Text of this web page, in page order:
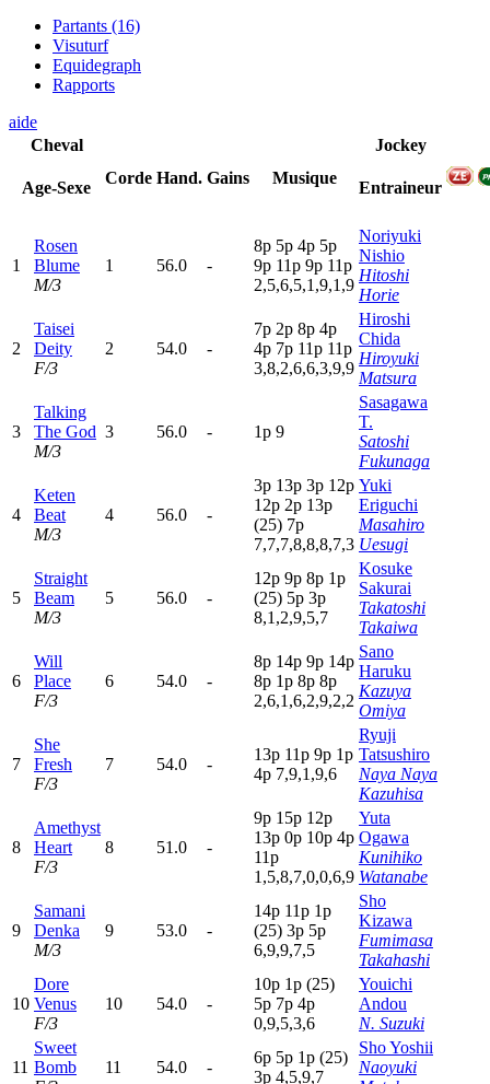
Partants (16)
Visuturf
Equidegraph
Rapports
aide
Cheval
Age-Sexe
Corde Hand. Gains Musique
Jockey
Entraineur
1
Rosen
Blume
M/3
1 56.0 -
8p 5p 4p 5p
9p 11p 9p 11p
2,5,6,5,1,9,1,9
Noriyuki
Nishio
Hitoshi
Horie
2
Taisei
Deity
F/3
2 54.0 -
7p 2p 8p 4p
4p 7p 11p 11p
3,8,2,6,6,3,9,9
Hiroshi
Chida
Hiroyuki
Matsura
3
Talking
The God
M/3
3 56.0 - 1p 9
Sasagawa
T.
Satoshi
Fukunaga
4
Keten
Beat
M/3
4 56.0 -
3p 13p 3p 12p
12p 2p 13p
(25) 7p
7,7,7,8,8,8,7,3
Yuki
Eriguchi
Masahiro
Uesugi
5
Straight
Beam
M/3
5 56.0 -
12p 9p 8p 1p
(25) 5p 3p
8,1,2,9,5,7
Kosuke
Sakurai
Takatoshi
Takaiwa
6
Will
Place
F/3
6 54.0 -
8p 14p 9p 14p
8p 1p 8p 8p
2,6,1,6,2,9,2,2
Sano
Haruku
Kazuya
Omiya
7
She
Fresh
F/3
7 54.0 -
13p 11p 9p 1p
4p 7,9,1,9,6
Ryuji
Tatsushiro
Naya Naya
Kazuhisa
8
Amethyst
Heart
F/3
8 51.0 -
9p 15p 12p
13p 0p 10p 4p
11p
1,5,8,7,0,0,6,9
Yuta
Ogawa
Kunihiko
Watanabe
9
Samani
Denka
M/3
9 53.0 -
14p 11p 1p
(25) 3p 5p
6,9,9,7,5
Sho
Kizawa
Fumimasa
Takahashi
10
Dore
Venus
F/3
10 54.0 -
10p 1p (25)
5p 7p 4p
0,9,5,3,6
Youichi
Andou
N. Suzuki
11
Sweet
Bomb
11 54.0 -
6p 5p 1p (25)
3p 4,5,9,7
Sho Yoshii
Naoyuki